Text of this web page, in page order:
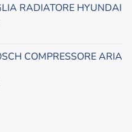
RADIATORE HYUNDAI
COMPRESSORE ARIA